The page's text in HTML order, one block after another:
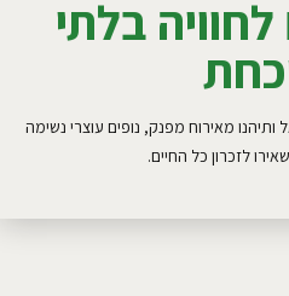
בלתי
מאירוח מפנק, נופים עוצרי נשימה
לזכרון כל החיים.